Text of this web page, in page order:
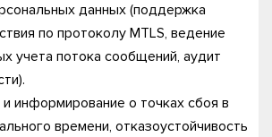
данных (поддержка
по протоколу MTLS, ведение
учета потока сообщений, аудит
информирование о точках сбоя в
времени, отказоустойчивость